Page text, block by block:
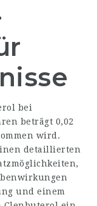
bei
beträgt 0,02
wird.
detaillierten
und einem